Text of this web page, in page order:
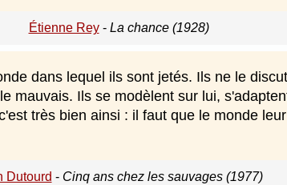
Étienne Rey- La chance (1928)
dans lequel ils sont jetés. Ils ne le
mauvais. Ils se modèlent sur lui,
très bien ainsi : il faut que le monde
Dutourd - Cinq ans chez les sauvages (1977)